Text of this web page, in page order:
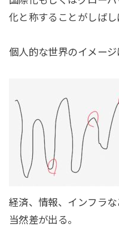
化と称することがしばし
個人的な世界のイメージ
経済、情報、インフラ
当然差が出る。